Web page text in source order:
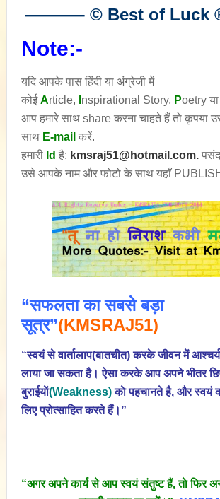
———– © Best of Luck
Note:-
यदि आपके पास हिंदी या अंग्रेजी में
कोईArticle, nspirational Story, Poetryया
आप हमारे साथ share करना चाहते हैं तो कृपया
साथ E-mail करें.
हमारी Id है: kmsraj51@hotmail.com.
उसे आपके नाम और फोटो के साथ यहाँ
“सफलता का सबसे बड़ा
सूत्र”(KMSRAJ51)
“स्वयं से वार्तालाप(बातचीत) करके जीवन में
लाया जा सकता है। ऐसा करके आप अपने भीतर
बुराईयाें(Weakness)काे पहचानते है, और स्वयं
लिए प्रोत्साहित करते हैं।”
“अगर अपने कार्य से आप स्वयं संतुष्ट हैं, ताे फिर